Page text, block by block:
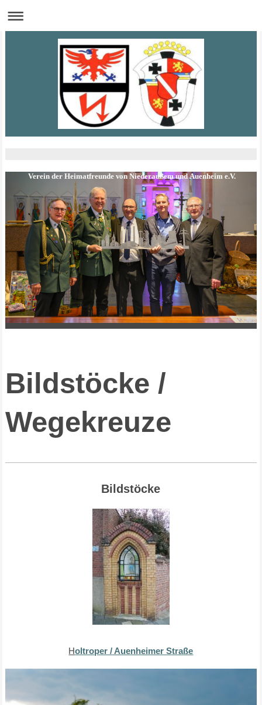
Verein der Heimatfreunde von Niederaußem und Auenheim e.V.
Bildstöcke /
Wegekreuze
Bildstöcke
Holtroper / Auenheimer Straße